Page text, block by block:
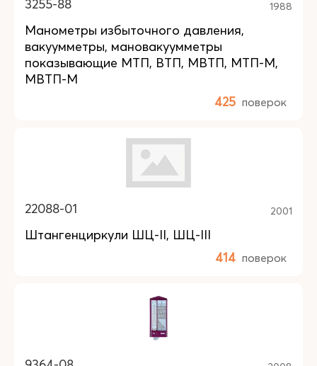
3255-88 1988
Манометры избыточного давления,
вакуумметры, мановакуумметры
показывающие МТП, ВТП, МВТП, МТП-М,
МВТП-М
425 поверок
22088-01 2001
Штангенциркули ШЦ-II, ШЦ-III
414 поверок